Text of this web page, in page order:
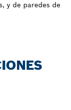
y de paredes de